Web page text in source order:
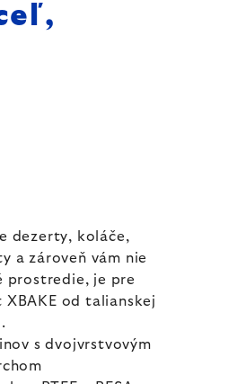
dezerty, koláče,
a zároveň vám nie
prostredie, je pre
od talianskej
s dvojvrstvovým